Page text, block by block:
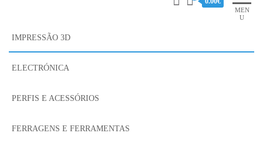
MEN
U
IMPRESSÃO 3D
ELECTRÓNICA
PERFIS E ACESSÓRIOS
FERRAGENS E FERRAMENTAS